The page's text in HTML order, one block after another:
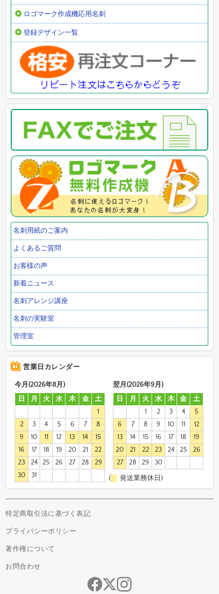
ロゴマーク作成機応用名刺
登録デザイン一覧
名刺用紙のご案内
よくあるご質問
お客様の声
新着ニュース
名刺アレンジ講座
名刺の実験室
管理室
営業日カレンダー
今月(2026年8月)
日
月 火 水 木 金
土
1
2
3 4 5 6 7
8
9
10 11 12 13 14
15
16
17 18 19 20 21
22
23
24 25 26 27 28
29
30
31
翌月(2026年9月)
日
月 火 水 木 金
土
1
2 3 4
5
6
7 8 9 10 11
12
13
14 15 16 17 18
19
20
21 22 23 24 25
26
27
28 29 30
( 発送業務休日)
特定商取引法に基づく表記
プライバシーポリシー
著作権について
お問合わせ